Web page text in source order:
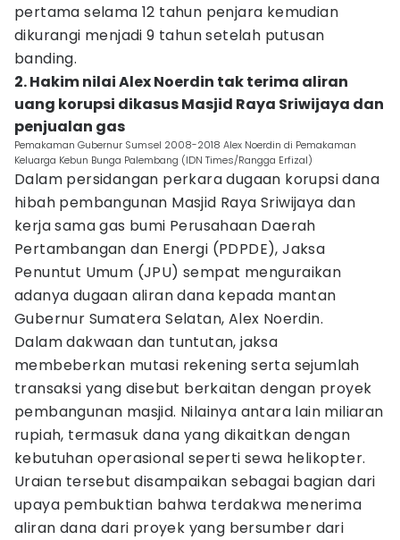
pertama selama 12 tahun penjara kemudian
dikurangi menjadi 9 tahun setelah putusan
banding.
2. Hakim nilai Alex Noerdin tak terima aliran
uang korupsi dikasus Masjid Raya Sriwijaya dan
penjualan gas
Pemakaman Gubernur Sumsel 2008-2018 Alex Noerdin di Pemakaman
Keluarga Kebun Bunga Palembang (IDN Times/Rangga Erfizal)
Dalam persidangan perkara dugaan korupsi dana
hibah pembangunan Masjid Raya Sriwijaya dan
kerja sama gas bumi Perusahaan Daerah
Pertambangan dan Energi (PDPDE), Jaksa
Penuntut Umum (JPU) sempat menguraikan
adanya dugaan aliran dana kepada mantan
Gubernur Sumatera Selatan, Alex Noerdin.
Dalam dakwaan dan tuntutan, jaksa
membeberkan mutasi rekening serta sejumlah
transaksi yang disebut berkaitan dengan proyek
pembangunan masjid. Nilainya antara lain miliaran
rupiah, termasuk dana yang dikaitkan dengan
kebutuhan operasional seperti sewa helikopter.
Uraian tersebut disampaikan sebagai bagian dari
upaya pembuktian bahwa terdakwa menerima
aliran dana dari proyek yang bersumber dari